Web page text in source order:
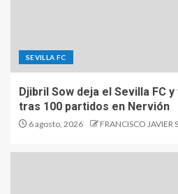
SEVILLA FC
Djibril Sow deja el Sevilla FC
tras 100 partidos en Nervión
6 agosto, 2026 FRANCISCO JAVIER